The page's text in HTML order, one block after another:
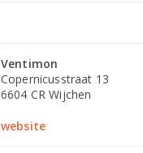
Ventimon
Copernicusstraat 13
6604 CR Wijchen
website